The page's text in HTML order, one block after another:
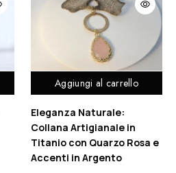
Aggiungi al carrello
Eleganza Naturale:
Collana Artigianale in
Titanio con Quarzo Rosa e
Accenti in Argento